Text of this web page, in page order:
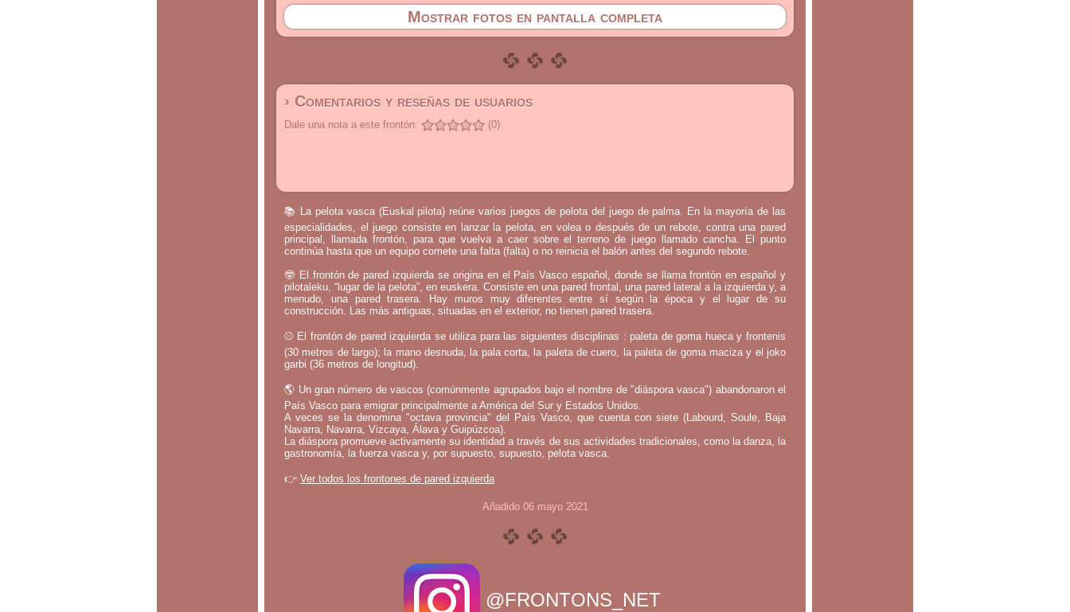
Mostrar fotos en pantalla completa
› Comentarios y reseñas de usuarios
Dale una nota a este frontón: (0)
📚 La pelota vasca (Euskal pilota) reúne varios juegos de pelota del juego de palma. En la mayoría de las
especialidades, el juego consiste en lanzar la pelota, en volea o después de un rebote, contra una pared
principal, llamada frontón, para que vuelva a caer sobre el terreno de juego llamado cancha. El punto
continúa hasta que un equipo comete una falta (falta) o no reinicia el balón antes del segundo rebote.
🤓 El frontón de pared izquierda se origina en el País Vasco español, donde se llama frontón en español y
pilotaleku, “lugar de la pelota”, en euskera. Consiste en una pared frontal, una pared lateral a la izquierda y, a
menudo, una pared trasera. Hay muros muy diferentes entre sí según la época y el lugar de su
construcción. Las más antiguas, situadas en el exterior, no tienen pared trasera.
⚾ El frontón de pared izquierda se utiliza para las siguientes disciplinas : paleta de goma hueca y frontenis
(30 metros de largo); la mano desnuda, la pala corta, la paleta de cuero, la paleta de goma maciza y el joko
garbi (36 metros de longitud).
🌎 Un gran número de vascos (comúnmente agrupados bajo el nombre de "diáspora vasca") abandonaron el
País Vasco para emigrar principalmente a América del Sur y Estados Unidos.
A veces se la denomina "octava provincia" del País Vasco, que cuenta con siete (Labourd, Soule, Baja
Navarra, Navarra, Vizcaya, Álava y Guipúzcoa).
La diáspora promueve activamente su identidad a través de sus actividades tradicionales, como la danza, la
gastronomía, la fuerza vasca y, por supuesto, supuesto, pelota vasca.
👉 Ver todos los frontones de pared izquierda
Añadido 06 mayo 2021
@FRONTONS_NET